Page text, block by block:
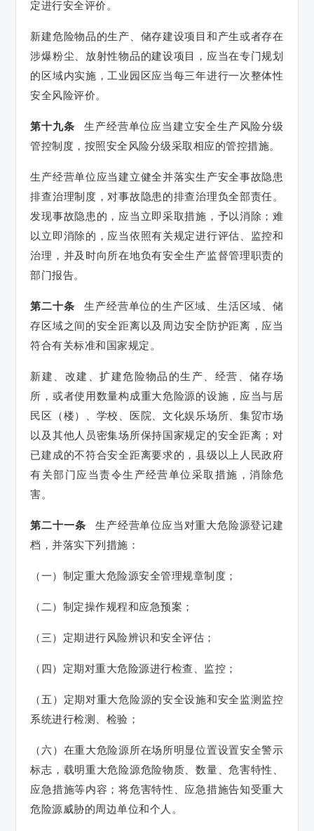
定进行安全评价。
新建危险物品的生产、储存建设项目和产生或者存在
涉爆粉尘、放射性物品的建设项目，应当在专门规划
的区域内实施，工业园区应当每三年进行一次整体性
安全风险评价。
第十九条 生产经营单位应当建立安全生产风险分级
管控制度，按照安全风险分级采取相应的管控措施。
生产经营单位应当建立健全并落实生产安全事故隐患
排查治理制度，对事故隐患的排查治理负全部责任。
发现事故隐患的，应当立即采取措施，予以消除；难
以立即消除的，应当依照有关规定进行评估、监控和
治理，并及时向所在地负有安全生产监督管理职责的
部门报告。
第二十条 生产经营单位的生产区域、生活区域、储
存区域之间的安全距离以及周边安全防护距离，应当
符合有关标准和国家规定。
新建、改建、扩建危险物品的生产、经营、储存场
所，或者使用数量构成重大危险源的设施，应当与居
民区（楼）、学校、医院、文化娱乐场所、集贸市场
以及其他人员密集场所保持国家规定的安全距离；对
已建成的不符合安全距离要求的，县级以上人民政府
有关部门应当责令生产经营单位采取措施，消除危
害。
第二十一条 生产经营单位应当对重大危险源登记建
档，并落实下列措施：
（一）制定重大危险源安全管理规章制度；
（二）制定操作规程和应急预案；
（三）定期进行风险辨识和安全评估；
（四）定期对重大危险源进行检查、监控；
（五）定期对重大危险源的安全设施和安全监测监控
系统进行检测、检验；
（六）在重大危险源所在场所明显位置设置安全警示
标志，载明重大危险源危险物质、数量、危害特性、
应急措施等内容；将危害特性、应急措施告知受重大
危险源威胁的周边单位和个人。